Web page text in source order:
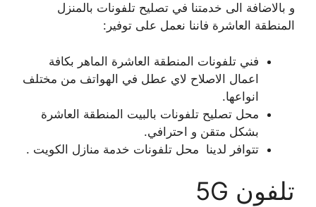
و بالاضافة الى خدمتنا في تصليح تلفونات بالمنزل
المنطقة العاشرة فاننا نعمل على توفير:
فني تلفونات المنطقة العاشرة الماهر بكافة
اعمال الاصلاح لاي عطل في الهواتف من مختلف
انواعها.
محل تصليح تلفونات بالبيت المنطقة العاشرة
بشكل متقن و احترافي.
تتوافر لدينا محل تلفونات خدمة منازل الكويت .
تلفون 5G